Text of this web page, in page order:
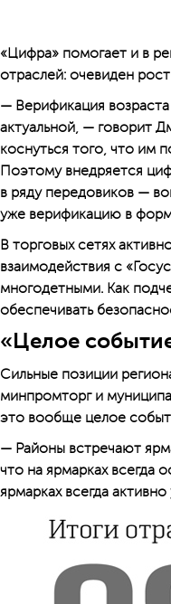
«Цифра» помогает и в
отраслей: очевиден
— Верификация
актуальной, — говорит
коснуться того, что им
Поэтому внедряется
в ряду передовиков —
уже верификацию в
В торговых сетях
взаимодействия с
многодетными. Как
обеспечивать
«Целое
Сильные позиции
минпромторг и
это вообще целое
— Районы встречают
что на ярмарках всегда
ярмарках всегда